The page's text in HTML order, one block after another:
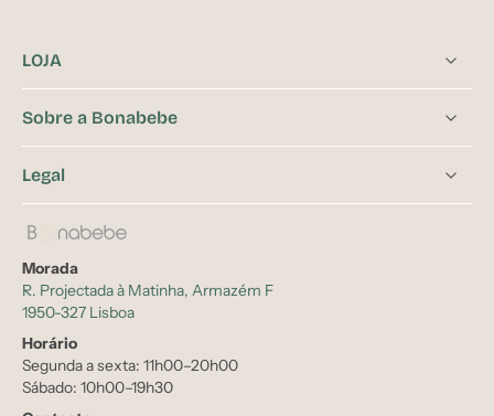
LOJA
Sobre a Bonabebe
Legal
Morada
R. Projectada à Matinha, Armazém F
1950-327 Lisboa
Horário
Segunda a sexta: 11h00–20h00
Sábado: 10h00–19h30